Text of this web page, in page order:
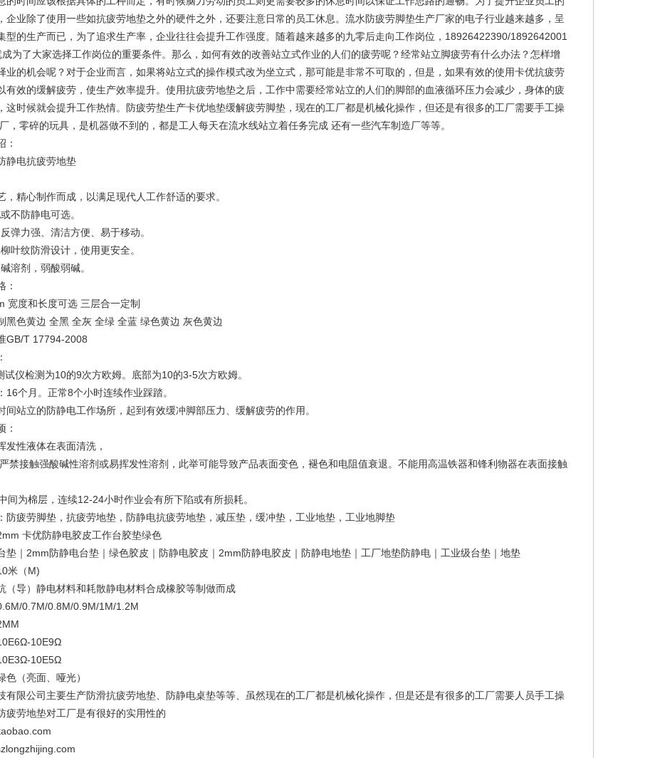
企业除了使用一些如抗疲劳地垫之外的硬件之外，还要注意日常的员工休息。流水防疲劳脚垫生产厂家的电子行业越来越多，呈
型的生产而已，为了追求生产率，企业往往会提升工作强度。随着越来越多的九零后走向工作岗位，18926422390/1892642001
为了大家选择工作岗位的重要条件。那么，如何有效的改善站立式作业的人们的疲劳呢？经常站立脚疲劳有什么办法？怎样增
业的机会呢？对于企业而言，如果将站立式的操作模式改为坐立式，那可能是非常不可取的，但是，如果有效的使用卡优抗疲劳
有效的缓解疲劳，使生产效率提升。使用抗疲劳地垫之后，工作中需要经常站立的人们的脚部的血液循环压力会减少，身体的疲
这时候就会提升工作热情。防疲劳垫生产卡优地垫缓解疲劳脚垫，现在的工厂都是机械化操作，但还是有很多的工厂需要手工操
，零碎的玩具，是机器做不到的，都是工人每天在流水线站立着任务完成 还有一些汽车制造厂等等。
：
静电抗疲劳地垫
，精心制作而成，以满足现代人工作舒适的要求。
不防静电可选。
弹力强、清洁方便、易于移动。
叶纹防滑设计，使用更安全。
溶剂，弱酸弱碱。
：
宽度和长度可选 三层合一定制
黑色黄边 全黑 全灰 全绿 全蓝 绿色黄边 灰色黄边
GB/T 17794-2008
试仪检测为10的9次方欧姆。底部为10的3-5次方欧姆。
16个月。正常8个小时连续作业踩踏。
间站立的防静电工作场所，起到有效缓冲脚部压力、缓解疲劳的作用。
：
发性液体在表面清洗，
禁接触强酸碱性溶剂或易挥发性溶剂，此举可能导致产品表面变色，褪色和电阻值衰退。不能用高温铁器和锋利物器在表面接触
间为棉层，连续12-24小时作业会有所下陷或有所损耗。
防疲劳脚垫，抗疲劳地垫，防静电抗疲劳地垫，减压垫，缓冲垫，工业地垫，工业地脚垫
卡优防静电胶皮工作台胶垫绿色
垫｜2mm防静电台垫｜绿色胶皮｜防静电胶皮｜2mm防静电胶皮｜防静电地垫｜工厂地垫防静电｜工业级台垫｜地垫
米（M)
（导）静电材料和耗散静电材料合成橡胶等制做而成
0.7M/0.8M/0.9M/1M/1.2M
10E9Ω
10E5Ω
色（亮面、哑光）
有限公司主要生产防滑抗疲劳地垫、防静电桌垫等等、虽然现在的工厂都是机械化操作，但是还是有很多的工厂需要人员手工操
疲劳地垫对工厂是有很好的实用性的